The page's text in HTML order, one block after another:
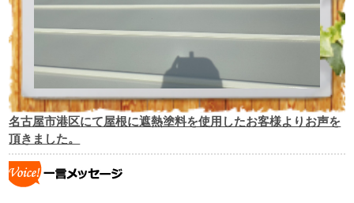
名古屋市港区にて屋根に遮熱塗料を使用したお客様よりお声を
頂きました。